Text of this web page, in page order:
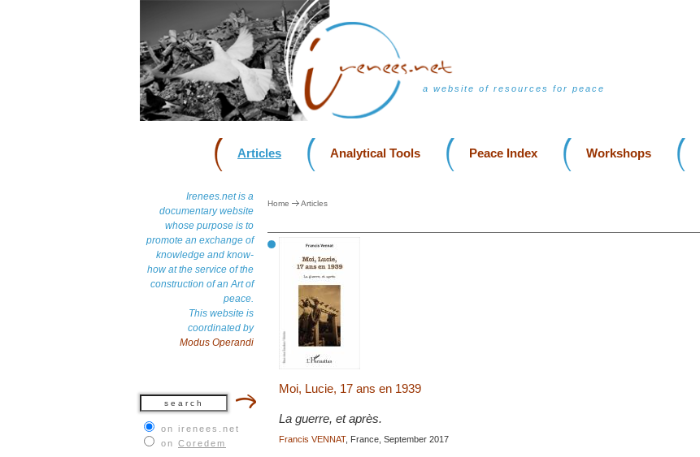
a website of resources for peace
Articles Analytical Tools Peace Index Workshops
Irenees.net is a
documentary website
whose purpose is to
promote an exchange of
knowledge and know-
how at the service of the
construction of an Art of
peace.
This website is
coordinated by
Modus Operandi
on irenees.net
on Coredem
Home Articles
Moi, Lucie, 17 ans en 1939
La guerre, et après.
Francis VENNAT, France, September 2017